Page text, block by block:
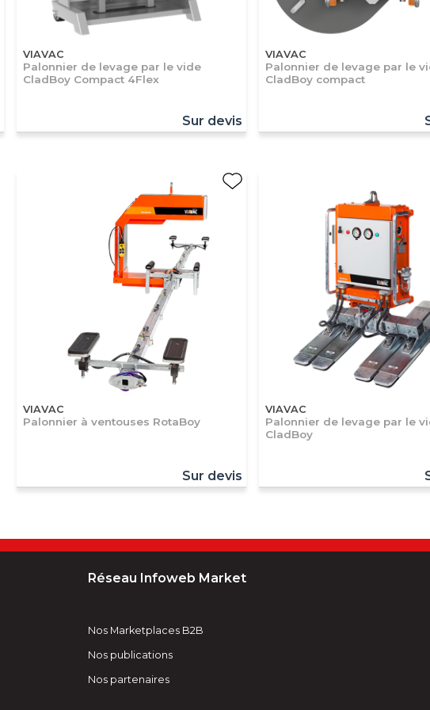
VIAVAC
Palonnier de levage par le vide
CladBoy Compact 4Flex
Sur devis
VIAVAC
Palonnier de levage par le
CladBoy compact
VIAVAC
Palonnier à ventouses RotaBoy
Sur devis
VIAVAC
Palonnier de levage par le
CladBoy
Réseau Infoweb Market
Nos Marketplaces B2B
Nos publications
Nos partenaires